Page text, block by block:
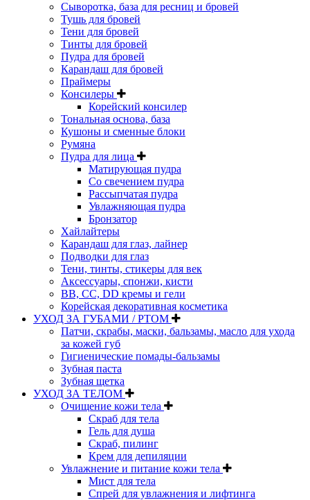
Сыворотка, база для ресниц и бровей
Тушь для бровей
Тени для бровей
Тинты для бровей
Пудра для бровей
Карандаш для бровей
Праймеры
Консилеры
Корейский консилер
Тональная основа, база
Кушоны и сменные блоки
Румяна
Пудра для лица
Матирующая пудра
Со свечением пудра
Рассыпчатая пудра
Увлажняющая пудра
Бронзатор
Хайлайтеры
Карандаш для глаз, лайнер
Подводки для глаз
Тени, тинты, стикеры для век
Аксессуары, спонжи, кисти
BB, CC, DD кремы и гели
Корейская декоративная косметика
УХОД ЗА ГУБАМИ / РТОМ
Патчи, скрабы, маски, бальзамы, масло для ухода
за кожей губ
Гигиенические помады-бальзамы
Зубная паста
Зубная щетка
УХОД ЗА ТЕЛОМ
Очищение кожи тела
Скраб для тела
Гель для душа
Скраб, пилинг
Крем для депиляции
Увлажнение и питание кожи тела
Мист для тела
Спрей для увлажнения и лифтинга